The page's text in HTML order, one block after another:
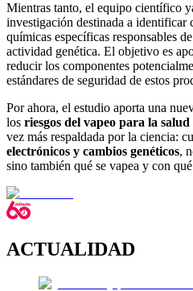
Mientras tanto, el equipo científico
investigación destinada a identificar
químicas específicas responsables
actividad genética. El objetivo es
reducir los componentes
estándares de seguridad de estos
Por ahora, el estudio aporta una
los riesgos del vapeo para la salud
vez más respaldada por la ciencia:
electrónicos y cambios genéticos,
sino también qué se vapea y con
ACTUALIDAD